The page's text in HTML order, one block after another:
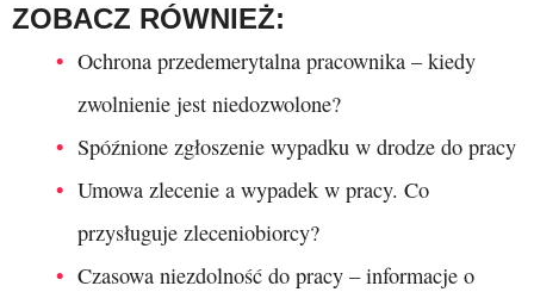
ZOBACZ RÓWNIEŻ:
Ochrona przedemerytalna pracownika – kiedy
zwolnienie jest niedozwolone?
Spóźnione zgłoszenie wypadku w drodze do pracy
Umowa zlecenie a wypadek w pracy. Co
przysługuje zleceniobiorcy?
Czasowa niezdolność do pracy – informacje o